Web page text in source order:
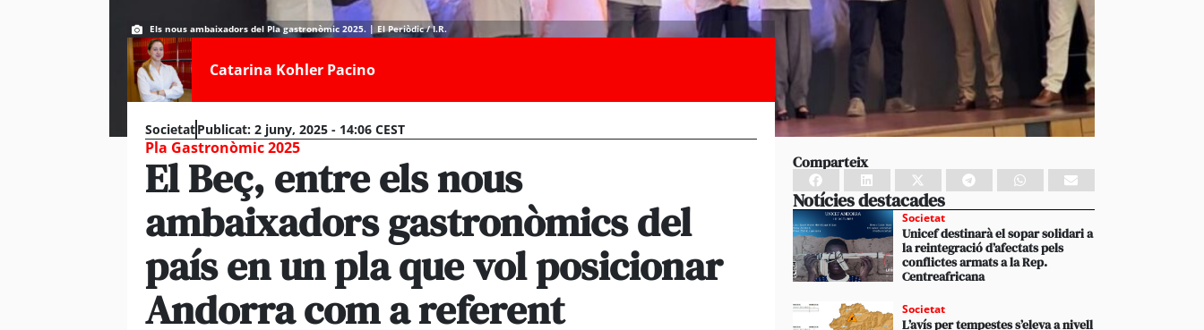
Els nous ambaixadors del Pla gastronòmic 2025. | El Periòdic / I.R.
Catarina Kohler Pacino
SocietatPublicat: 2 juny, 2025 - 14:06 CEST
Pla Gastronòmic 2025
El Beç, entre els nous
ambaixadors gastronòmics del
país en un pla que vol posicionar
Andorra com a referent
Comparteix
Notícies destacades
Societat
Unicef destinarà el sopar solidari a
la reintegració d’afectats pels
conflictes armats a la Rep.
Centreafricana
Societat
L’avís per tempestes s’eleva a nivell